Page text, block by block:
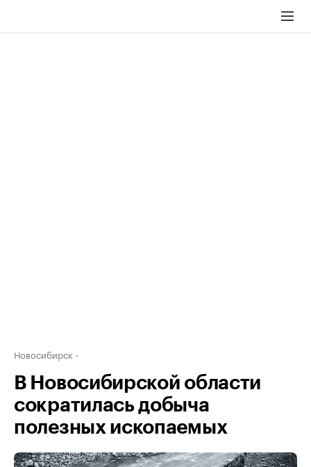
Новосибирск
В Новосибирской области
сократилась добыча
полезных ископаемых